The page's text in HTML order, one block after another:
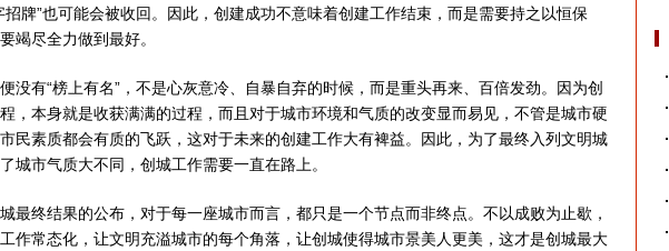
招牌”也可能会被收回。因此，创建成功不意味着创建工作结束，而是需要持之以恒保
竭尽全力做到最好。
有“榜上有名”，不是心灰意冷、自暴自弃的时候，而是重头再来、百倍发劲。因为创
，本身就是收获满满的过程，而且对于城市环境和气质的改变显而易见，不管是城市硬
民素质都会有质的飞跃，这对于未来的创建工作大有裨益。因此，为了最终入列文明城
城市气质大不同，创城工作需要一直在路上。
终结果的公布，对于每一座城市而言，都只是一个节点而非终点。不以成败为止歇，
作常态化，让文明充溢城市的每个角落，让创城使得城市景美人更美，这才是创城最大